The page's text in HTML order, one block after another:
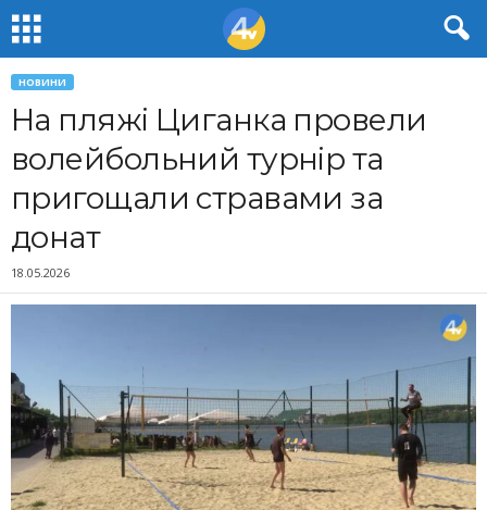
НОВИНИ
На пляжі Циганка провели
волейбольний турнір та
пригощали стравами за
донат
18.05.2026